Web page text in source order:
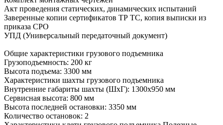
Акт проведения статических, динамических испытаний
Заверенные копии сертификатов ТР ТС, копия выписки из
приказа СРО
УПД (Универсальный передаточный документ)
Общие характеристики грузового подъемника
Грузоподъемность: 200 кг
Высота подъема: 3300 мм
Характеристики шахты грузового подъемника
Внутренние габариты шахты (ШхГ): 1300х950 мм
Сервисная высота: 800 мм
Высота последней остановки: 3350 мм
Количество остановок: 2